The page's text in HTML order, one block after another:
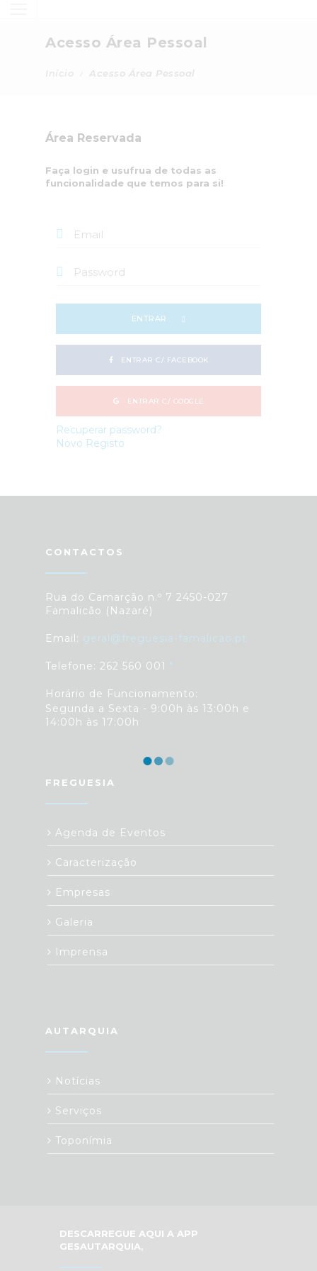
Acesso Área Pessoal
Acesso Área Pessoal
Área Reservada
Faça login e usufrua de todas as
funcionalidade que temos para si!
ENTRAR
ENTRAR C/ FACEBOOK
ENTRAR C/ GOOGLE
Recuperar password?
Novo Registo
CONTACTOS
Rua do Camarção n.º 7 2450-027
Famalicão (Nazaré)
Email: geral@freguesia-famalicao.pt
Telefone: 262 560 001
Horário de Funcionamento:
Segunda a Sexta - 9:00h às 13:00h e
14:00h às 17:00h
FREGUESIA
Agenda de Eventos
Caracterização
Empresas
Galeria
Imprensa
AUTARQUIA
Notícias
Serviços
Toponímia
DESCARREGUE AQUI A APP
GESAUTARQUIA,